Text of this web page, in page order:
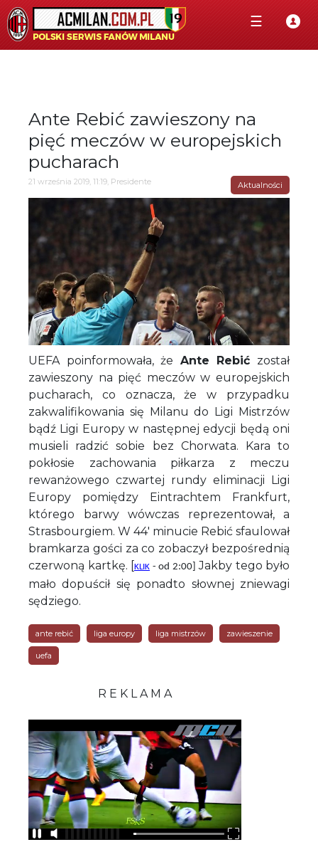
☰
Ante Rebić zawieszony na
pięć meczów w europejskich
pucharach
21 września 2019, 11:19, Presidente Aktualności
UEFA poinformowała, że Ante Rebić został
zawieszony na pięć meczów w europejskich
pucharach, co oznacza, że w przypadku
zakwalifikowania się Milanu do Ligi Mistrzów
bądź Ligi Europy w następnej edycji będą oni
musieli radzić sobie bez Chorwata. Kara to
pokłosie zachowania piłkarza z meczu
rewanżowego czwartej rundy eliminacji Ligi
Europy pomiędzy Eintrachtem Frankfurt,
którego barwy wówczas reprezentował, a
Strasbourgiem. W 44' minucie Rebić sfaulował
bramkarza gości za co zobaczył bezpośrednią
czerwoną kartkę. [KLIK - od 2:00] Jakby tego było
mało dopuścił się ponadto słownej zniewagi
sędziego.
ante rebić liga europy liga mistrzów zawieszenie
uefa
R E K L A M A